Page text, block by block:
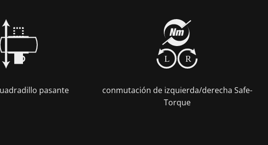
pasante
R
L
conmutación de izquierda/derecha Safe-
Torque